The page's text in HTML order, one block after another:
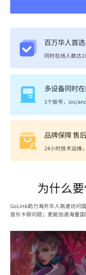
百万华人首选
同时在线人数达
多设备同时
1个账号，ios/
品牌保障 售
24小时技术运维
为什么
GoLink助力海外华人高速访问
音乐卡顿问题；更能加速海量